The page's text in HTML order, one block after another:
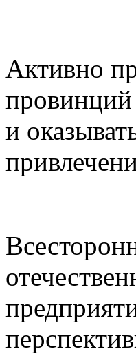
Активно
провинций
и